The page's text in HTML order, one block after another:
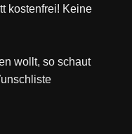
kostenfrei! Keine
wollt, so schaut